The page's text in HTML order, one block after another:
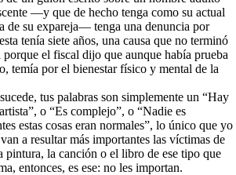
—y que de hecho tenga como su actual
de su expareja— tenga una denuncia por
tenía siete años, una causa que no terminó
el fiscal dijo que aunque había prueba
temía por el bienestar físico y mental de la
tus palabras son simplemente un “Hay
o “Es complejo”, o “Nadie es
estas cosas eran normales”, lo único que yo
a resultar más importantes las víctimas de
pintura, la canción o el libro de ese tipo que
entonces, es ese: no les importan.